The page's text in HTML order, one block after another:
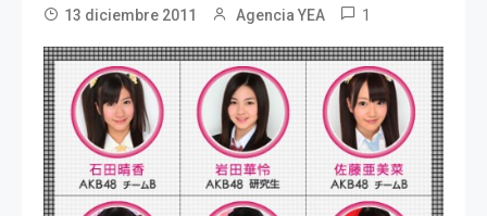
13 diciembre 2011 Agencia YEA 1